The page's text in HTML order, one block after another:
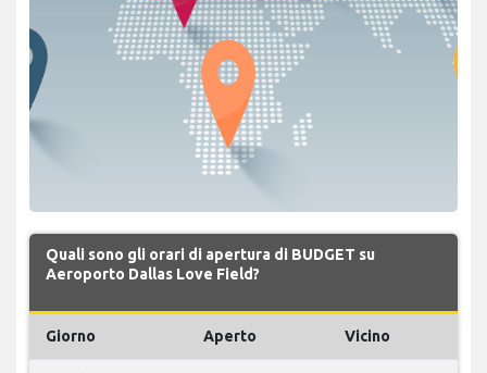
Quali sono gli orari di apertura di BUDGET su
Aeroporto Dallas Love Field?
Giorno Aperto Vicino